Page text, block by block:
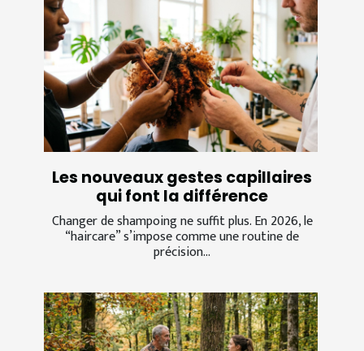
Les nouveaux gestes capillaires
qui font la différence
Changer de shampoing ne suffit plus. En 2026, le
“haircare” s’impose comme une routine de
précision...